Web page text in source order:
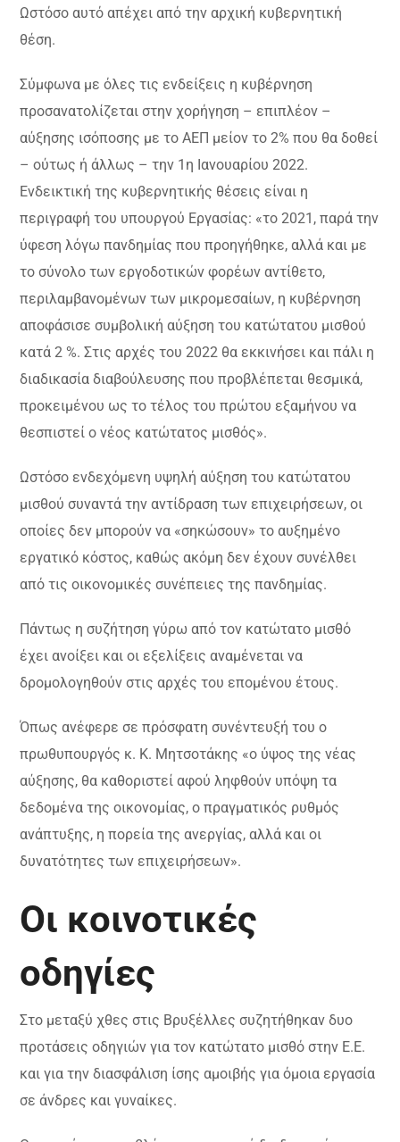
Ωστόσο αυτό απέχει από την αρχική κυβερνητική
θέση.
Σύμφωνα με όλες τις ενδείξεις η κυβέρνηση
προσανατολίζεται στην χορήγηση – επιπλέον –
αύξησης ισόποσης με το ΑΕΠ μείον το 2% που θα δοθεί
– ούτως ή άλλως – την 1η Ιανουαρίου 2022.
Ενδεικτική της κυβερνητικής θέσεις είναι η
περιγραφή του υπουργού Εργασίας: «το 2021, παρά την
ύφεση λόγω πανδημίας που προηγήθηκε, αλλά και με
το σύνολο των εργοδοτικών φορέων αντίθετο,
περιλαμβανομένων των μικρομεσαίων, η κυβέρνηση
αποφάσισε συμβολική αύξηση του κατώτατου μισθού
κατά 2 %. Στις αρχές του 2022 θα εκκινήσει και πάλι η
διαδικασία διαβούλευσης που προβλέπεται θεσμικά,
προκειμένου ως το τέλος του πρώτου εξαμήνου να
θεσπιστεί ο νέος κατώτατος μισθός».
Ωστόσο ενδεχόμενη υψηλή αύξηση του κατώτατου
μισθού συναντά την αντίδραση των επιχειρήσεων, οι
οποίες δεν μπορούν να «σηκώσουν» το αυξημένο
εργατικό κόστος, καθώς ακόμη δεν έχουν συνέλθει
από τις οικονομικές συνέπειες της πανδημίας.
Πάντως η συζήτηση γύρω από τον κατώτατο μισθό
έχει ανοίξει και οι εξελίξεις αναμένεται να
δρομολογηθούν στις αρχές του επομένου έτους.
Όπως ανέφερε σε πρόσφατη συνέντευξή του ο
πρωθυπουργός κ. Κ. Μητσοτάκης «ο ύψος της νέας
αύξησης, θα καθοριστεί αφού ληφθούν υπόψη τα
δεδομένα της οικονομίας, ο πραγματικός ρυθμός
ανάπτυξης, η πορεία της ανεργίας, αλλά και οι
δυνατότητες των επιχειρήσεων».
Οι κοινοτικές
οδηγίες
Στο μεταξύ χθες στις Βρυξέλλες συζητήθηκαν δυο
προτάσεις οδηγιών για τον κατώτατο μισθό στην Ε.Ε.
και για την διασφάλιση ίσης αμοιβής για όμοια εργασία
σε άνδρες και γυναίκες.